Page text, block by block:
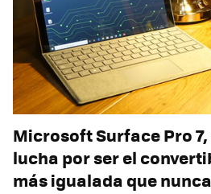
Microsoft Surface Pro
lucha por ser el
más igualada que nunca